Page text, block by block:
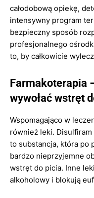
całodobową opiekę,
intensywny program
bezpieczny sposób
profesjonalnego
to, by całkowicie
Farmakoterapia
wywołać wstręt
Wspomagająco w
również leki.
to substancja, która po
bardzo nieprzyjemne
wstręt do picia. Inne
alkoholowy i blokują